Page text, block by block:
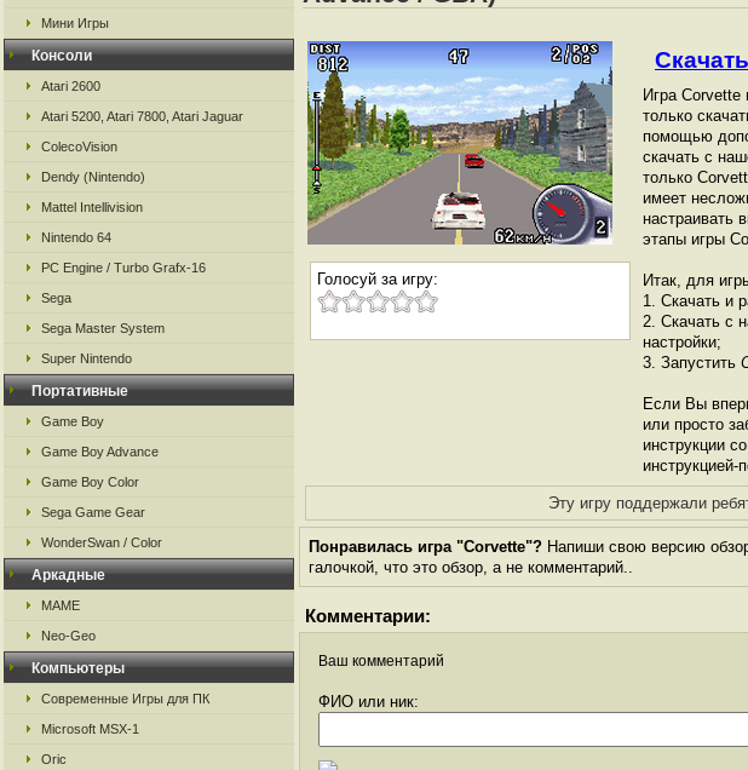
Мини Игры
Консоли
Atari 2600
Atari 5200, Atari 7800, Atari Jaguar
ColecoVision
Dendy (Nintendo)
Mattel Intellivision
Nintendo 64
PC Engine / Turbo Grafx-16
Sega
Sega Master System
Super Nintendo
Портативные
Game Boy
Game Boy Advance
Game Boy Color
Sega Game Gear
WonderSwan / Color
Аркадные
MAME
Neo-Geo
Компьютеры
Современные Игры для ПК
Microsoft MSX-1
Oric
Голосуй за игру:
Игра Corvette
только
помощью
скачать с
только
имеет
настраивать
этапы игры
Итак, для
1. Скачать и
2. Скачать с
настройки;
3. Запустить
Если Вы
или просто
инструкции
Эту игру поддержали
Понравилась игра "Corvette"? Напиши свою версию
галочкой, что это обзор, а не комментарий..
Комментарии:
Ваш комментарий
ФИО или ник: